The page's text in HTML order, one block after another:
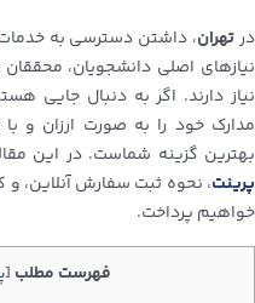
درتهران، داشتن دسترسی به
نیازهای اصلی دانشجویان،
مدارک خود را به صورت ارزان و
بهترین گزینه شماست. در این
پرینت، نحوه ثبت سفارش آنلاین،
خواهیم پرداخت.
فهرست مطلب [